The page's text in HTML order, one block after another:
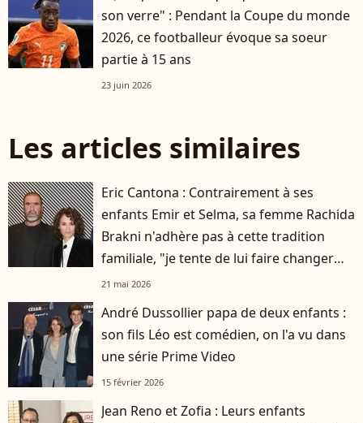
son verre" : Pendant la Coupe du monde
2026, ce footballeur évoque sa soeur
partie à 15 ans
23 juin 2026
Les articles similaires
Eric Cantona : Contrairement à ses
enfants Emir et Selma, sa femme Rachida
Brakni n'adhère pas à cette tradition
familiale, "je tente de lui faire changer
d'avis"
21 mai 2026
André Dussollier papa de deux enfants :
son fils Léo est comédien, on l'a vu dans
une série Prime Video
15 février 2026
Jean Reno et Zofia : Leurs enfants